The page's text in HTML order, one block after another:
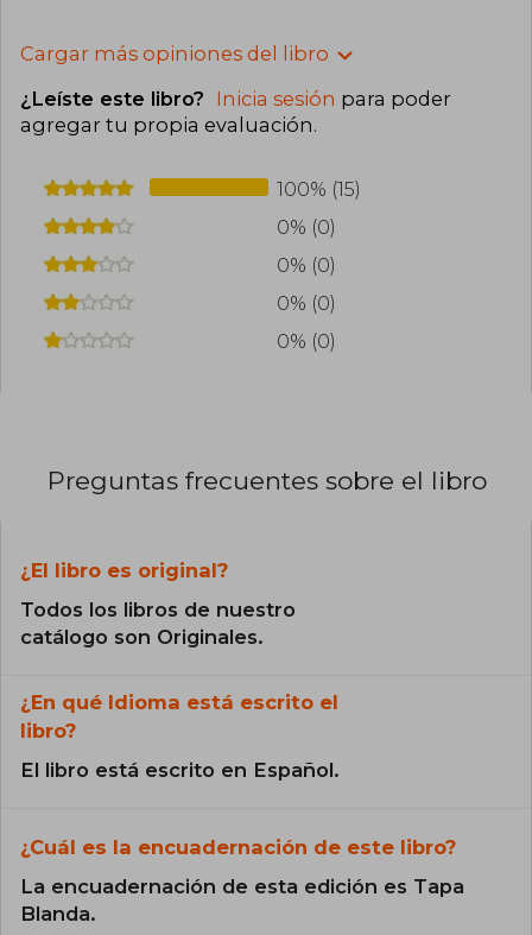
Cargar más opiniones del libro
¿Leíste este libro? Inicia sesión para poder
agregar tu propia evaluación.
100% (15)
0% (0)
0% (0)
0% (0)
0% (0)
Preguntas frecuentes sobre el libro
¿El libro es original?
Todos los libros de nuestro
catálogo son Originales.
¿En qué Idioma está escrito el
libro?
El libro está escrito en Español.
¿Cuál es la encuadernación de este libro?
La encuadernación de esta edición es Tapa
Blanda.